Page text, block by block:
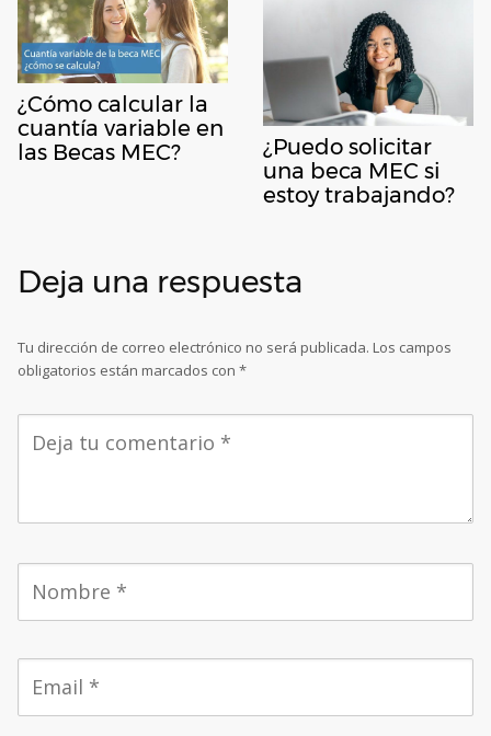
¿Cómo calcular la
cuantía variable en
las Becas MEC?
¿Puedo solicitar
una beca MEC si
estoy trabajando?
Deja una respuesta
Tu dirección de correo electrónico no será publicada. Los campos
obligatorios están marcados con *